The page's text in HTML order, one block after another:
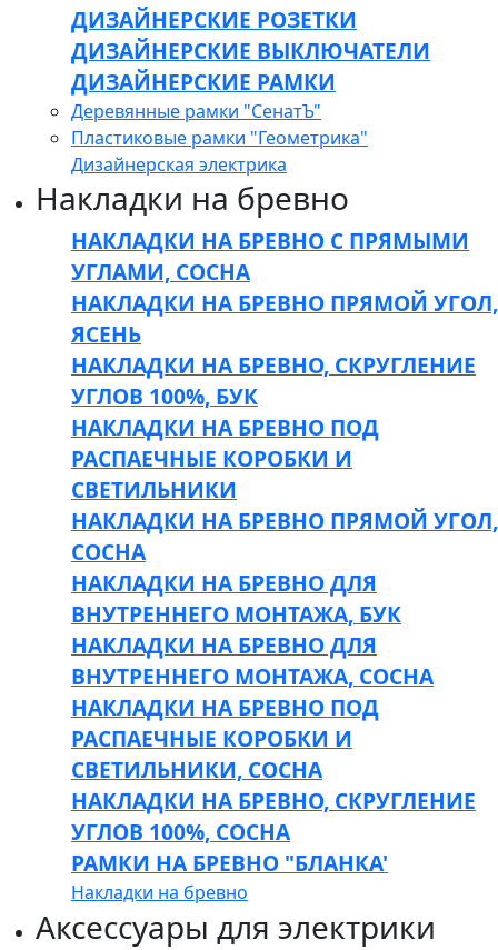
ДИЗАЙНЕРСКИЕ РОЗЕТКИ
ДИЗАЙНЕРСКИЕ ВЫКЛЮЧАТЕЛИ
ДИЗАЙНЕРСКИЕ РАМКИ
Деревянные рамки "СенатЪ"
Пластиковые рамки "Геометрика"
Дизайнерская электрика
Накладки на бревно
НАКЛАДКИ НА БРЕВНО С ПРЯМЫМИ
УГЛАМИ, СОСНА
НАКЛАДКИ НА БРЕВНО ПРЯМОЙ УГОЛ,
ЯСЕНЬ
НАКЛАДКИ НА БРЕВНО, СКРУГЛЕНИЕ
УГЛОВ 100%, БУК
НАКЛАДКИ НА БРЕВНО ПОД
РАСПАЕЧНЫЕ КОРОБКИ И
СВЕТИЛЬНИКИ
НАКЛАДКИ НА БРЕВНО ПРЯМОЙ УГОЛ,
СОСНА
НАКЛАДКИ НА БРЕВНО ДЛЯ
ВНУТРЕННЕГО МОНТАЖА, БУК
НАКЛАДКИ НА БРЕВНО ДЛЯ
ВНУТРЕННЕГО МОНТАЖА, СОСНА
НАКЛАДКИ НА БРЕВНО ПОД
РАСПАЕЧНЫЕ КОРОБКИ И
СВЕТИЛЬНИКИ, СОСНА
НАКЛАДКИ НА БРЕВНО, СКРУГЛЕНИЕ
УГЛОВ 100%, СОСНА
РАМКИ НА БРЕВНО "БЛАНКА'
Накладки на бревно
Аксессуары для электрики